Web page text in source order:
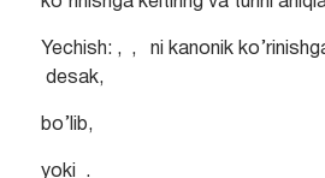
Yechish: , , ni kanonik
desak,
bo’lib,
yoki .